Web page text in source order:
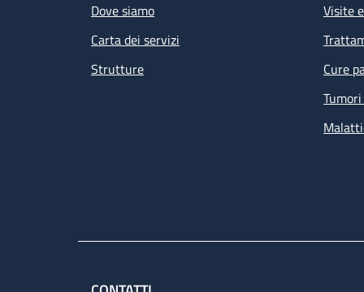
Dove siamo
Carta dei servizi
Strutture
Visite
Cure